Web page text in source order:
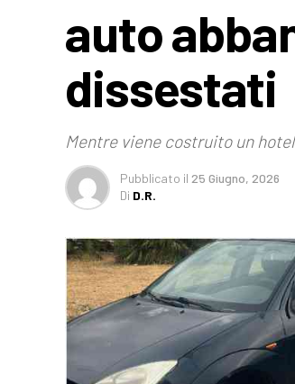
auto
dissestati
Mentre viene costruito un
Pubblicato il 25 Giugno, 2026
Di D.R.